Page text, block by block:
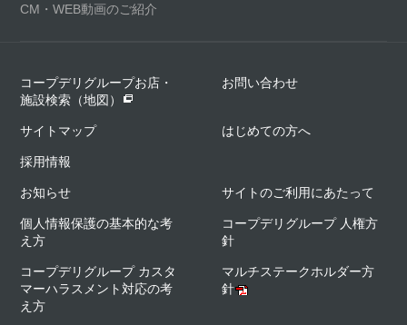
CM・WEB動画のご紹介
コープデリグループお店・
施設検索（地図）
お問い合わせ
サイトマップ はじめての方へ
採用情報
お知らせ サイトのご利用にあたって
個人情報保護の基本的な考
え方
コープデリグループ 人権方
針
コープデリグループ カスタ
マーハラスメント対応の考
え方
マルチステークホルダー方
針